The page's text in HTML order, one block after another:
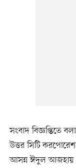
সংবাদ বিজ্ঞপ্তিতে
উত্তর সিটি
আসন্ন ঈদুল আজহায়